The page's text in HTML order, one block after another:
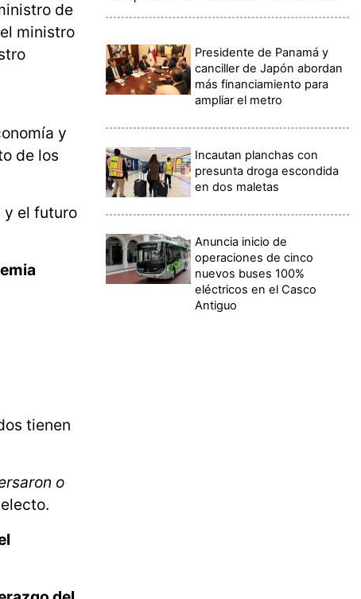
de
ministro
y
de los
y el futuro
tienen
o
Presidente de Panamá y
canciller de Japón abordan
más financiamiento para
ampliar el metro
Incautan planchas con
presunta droga escondida
en dos maletas
Anuncia inicio de
operaciones de cinco
nuevos buses 100%
eléctricos en el Casco
Antiguo